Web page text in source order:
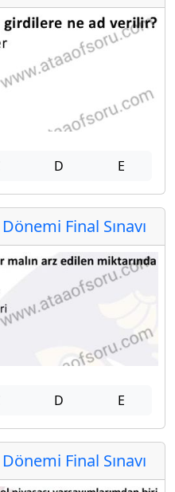
D E
Final Sınavı
D E
Final Sınavı